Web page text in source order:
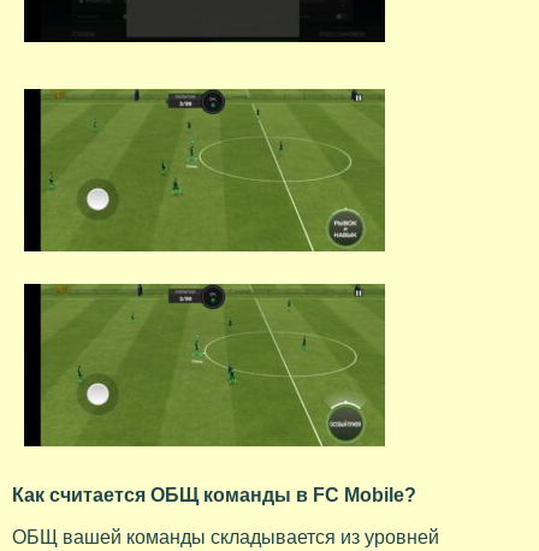
Как считается ОБЩ команды в FC Mobile?
ОБЩ вашей команды складывается из уровней